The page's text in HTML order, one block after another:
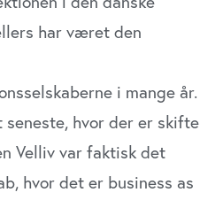
har været den
i mange år.
hvor der er skifte
Velliv var faktisk det
hvor det er business as